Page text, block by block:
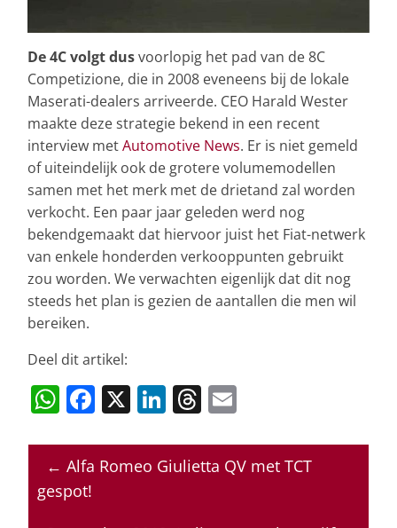
De 4C volgt dusvoorlopig het pad van de 8C
Competizione, die in 2008 eveneens bij de lokale
Maserati-dealers arriveerde. CEO Harald Wester
maakte deze strategie bekend in een recent
interview metAutomotive News. Er is niet gemeld
of uiteindelijk ook de grotere volumemodellen
samen met het merk met de drietand zal worden
verkocht. Een paar jaar geleden werd nog
bekendgemaakt dat hiervoor juist het Fiat-netwerk
van enkele honderden verkooppunten gebruikt
zou worden. We verwachten eigenlijk dat dit nog
steeds het plan is gezien de aantallen die men wil
bereiken.
Deel dit artikel:
W
at
s
A
F
c
e
X Li
k
e
T
re
a
ai
l
← Alfa Romeo Giulietta QV met TCT
gespot!